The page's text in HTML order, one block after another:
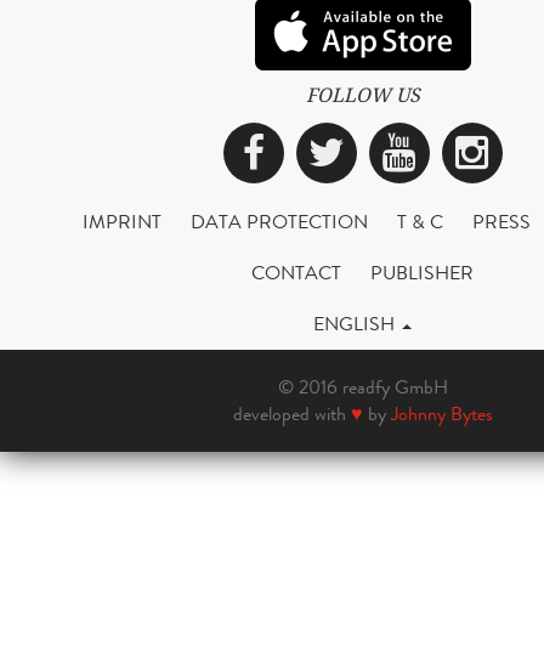
FOLLOW US
Facebook
Twitter
IMPRINT DATA PROTECTION T & C
PRESS
CONTACT
PUBLISHER
ENGLISH
© 2016 readfy GmbH
developed with ♥ byJohnny Bytes